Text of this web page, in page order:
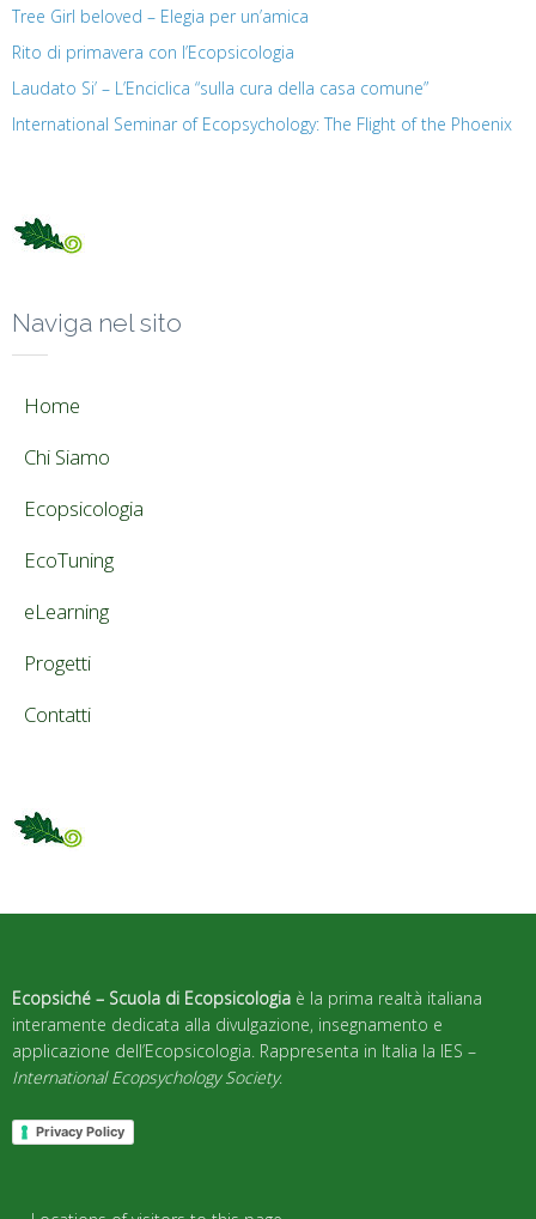
Tree Girl beloved – Elegia per un’amica
Rito di primavera con l’Ecopsicologia
Laudato Si’ – L’Enciclica “sulla cura della casa comune”
International Seminar of Ecopsychology: The Flight of the Phoenix
Naviga nel sito
Home
Chi Siamo
Ecopsicologia
EcoTuning
eLearning
Progetti
Contatti
Ecopsiché – Scuola di Ecopsicologia è la prima realtà italiana
interamente dedicata alla divulgazione, insegnamento e
applicazione dell’Ecopsicologia. Rappresenta in Italia la IES –
International Ecopsychology Society.
Privacy Policy